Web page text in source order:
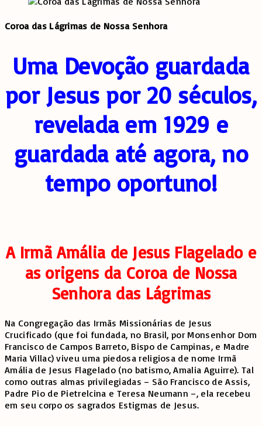
Coroa das Lágrimas de Nossa Senhora
Uma Devoção guardada
por Jesus por 20 séculos,
revelada em 1929 e
guardada até agora, no
tempo oportuno!
A Irmã Amália de Jesus Flagelado e
as origens da Coroa de Nossa
Senhora das Lágrimas
Na Congregação das Irmãs Missionárias de Jesus
Crucificado (que foi fundada, no Brasil, por Monsenhor Dom
Francisco de Campos Barreto, Bispo de Campinas, e Madre
Maria Villac) viveu uma piedosa religiosa de nome Irmã
Amália de Jesus Flagelado (no batismo, Amalia Aguirre). Tal
como outras almas privilegiadas – São Francisco de Assis,
Padre Pio de Pietrelcina e Teresa Neumann –, ela recebeu
em seu corpo os sagrados Estigmas de Jesus.